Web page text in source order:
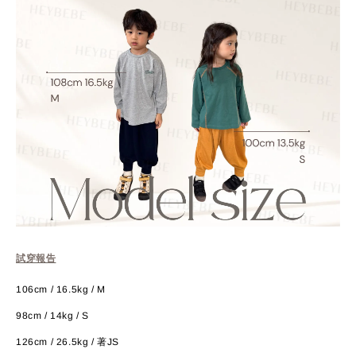
試穿報告
106cm / 16.5kg / M
98cm / 14kg / S
126cm / 26.5kg / 著JS